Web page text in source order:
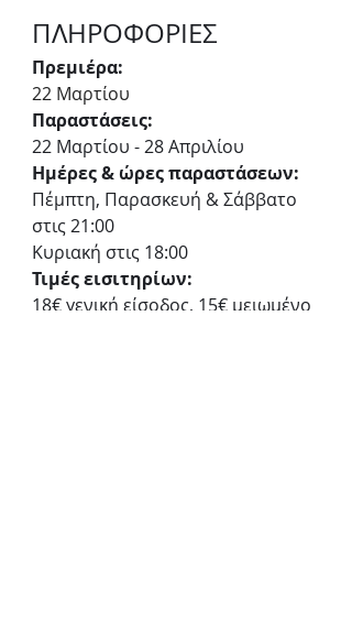
ΠΛΗΡΟΦΟΡΙΕΣ
Πρεμιέρα:
22 Μαρτίου
Παραστάσεις:
22 Μαρτίου - 28 Απριλίου
Ημέρες & ώρες παραστάσεων:
Πέμπτη, Παρασκευή & Σάββατο
στις 21:00
Κυριακή στις 18:00
Τιμές εισιτηρίων:
18€ γενική είσοδος, 15€ μειωμένο